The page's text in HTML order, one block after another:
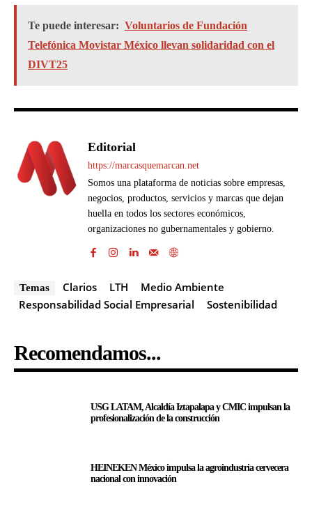
Te puede interesar: Voluntarios de Fundación
Telefónica Movistar México llevan solidaridad con el
DIVT25
Editorial
https://marcasquemarcan.net
Somos una plataforma de noticias sobre empresas,
negocios, productos, servicios y marcas que dejan
huella en todos los sectores económicos,
organizaciones no gubernamentales y gobierno.
Temas Clarios LTH
Medio Ambiente
Responsabilidad Social Empresarial
Sostenibilidad
Recomendamos...
USG LATAM, Alcaldía Iztapalapa y CMIC impulsan la
profesionalización de la construcción
HEINEKEN México impulsa la agroindustria cervecera
nacional con innovación